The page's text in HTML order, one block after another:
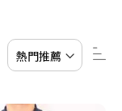
置